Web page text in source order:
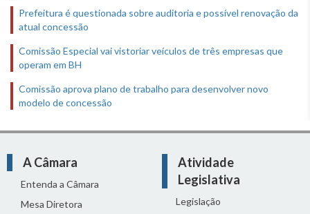
Prefeitura é questionada sobre auditoria e possível renovação da
atual concessão
Comissão Especial vai vistoriar veículos de três empresas que
operam em BH
Comissão aprova plano de trabalho para desenvolver novo
modelo de concessão
A Câmara
Entenda a Câmara
Mesa Diretora
Atividade
Legislativa
Legislação